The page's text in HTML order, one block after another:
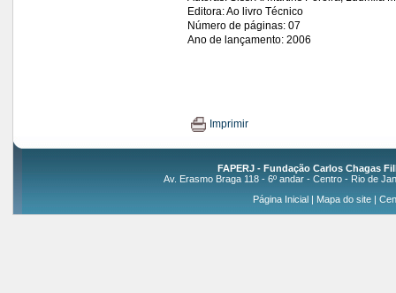
Editora: Ao livro Técnico
Número de páginas: 07
Ano de lançamento: 2006
Imprimir
FAPERJ - Fundação Carlos Chagas
Av. Erasmo Braga 118 - 6º andar - Centro - Rio de
Página Inicial| Mapa do site|